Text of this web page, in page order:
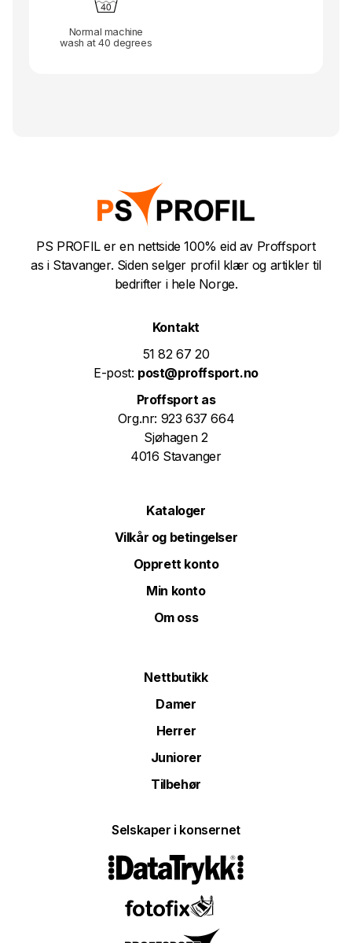
Normal machine
wash at 40 degrees
PS PROFIL er en nettside 100% eid av Proffsport
as i Stavanger. Siden selger profil klær og artikler til
bedrifter i hele Norge.
Kontakt
51 82 67 20
E-post: post@proffsport.no
Proffsport as
Org.nr: 923 637 664
Sjøhagen 2
4016 Stavanger
Kataloger
Vilkår og betingelser
Opprett konto
Min konto
Om oss
Nettbutikk
Damer
Herrer
Juniorer
Tilbehør
Selskaper i konsernet